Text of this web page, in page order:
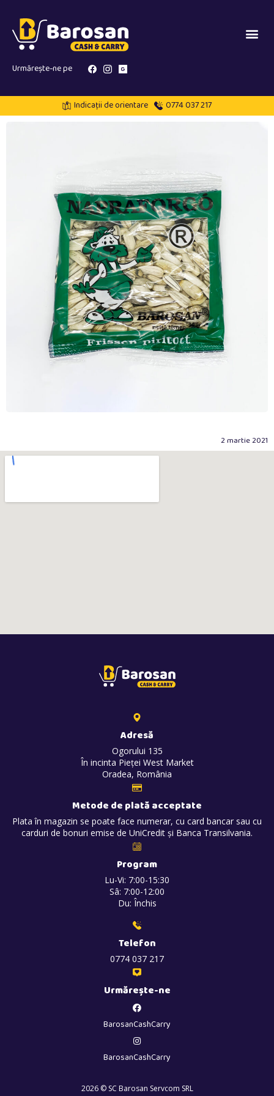
Urmărește-ne pe
Indicații de orientare 0774 037 217
2 martie 2021
Adresă
Ogorului 135
În incinta Pieței West Market
Oradea, România
Metode de plată acceptate
Plata în magazin se poate face numerar, cu card bancar sau cu
carduri de bonuri emise de UniCredit și Banca Transilvania.
Program
Lu-Vi: 7:00-15:30
Sâ: 7:00-12:00
Du: Închis
Telefon
0774 037 217
Urmărește-ne
BarosanCashCarry
BarosanCashCarry
2026 © SC Barosan Servcom SRL